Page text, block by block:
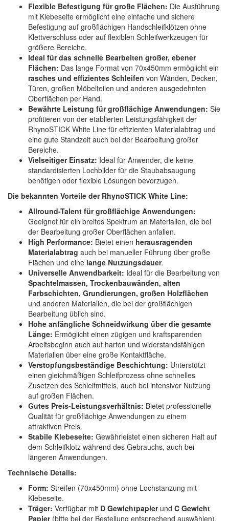
Flexible Befestigung für große Flächen: Die Ausführung
mit Klebeseite ermöglicht eine einfache und sichere
Befestigung auf großflächigen Handschleifklötzen ohne
Klettverschluss oder auf flexiblen Schleifwerkzeugen für
größere Bereiche.
Ideal für das schnelle Bearbeiten großer, ebener
Flächen: Das lange Format von 70x450mm ermöglicht ein
rasches und effizientes Schleifen von Wänden, Decken,
Türen, großen Möbelteilen und anderen ausgedehnten
Oberflächen per Hand.
Bewährte Leistung für großflächige Anwendungen: Sie
profitieren von der etablierten Leistungsfähigkeit der
RhynoSTICK White Line für effizienten Materialabtrag und
eine gute Standzeit auch bei der Bearbeitung großer
Bereiche.
Vielseitiger Einsatz: Ideal für Anwender, die keine
standardisierten Lochbilder für die Staubabsaugung
benötigen oder flexible Lösungen bevorzugen.
Die bekannten Vorteile der RhynoSTICK White Line:
Allround-Talent für großflächige Anwendungen:
Geeignet für ein breites Spektrum an Materialien, die bei
der Bearbeitung großer Oberflächen anfallen.
High Performance: Bietet einen herausragenden
Materialabtrag auch bei manueller Führung über große
Flächen und eine lange Nutzungsdauer.
Universelle Anwendbarkeit: Ideal für die Bearbeitung von
Spachtelmassen, Trockenbauwänden, alten
Farbschichten, Grundierungen, großen Holzflächen
und anderen Materialien, die bei der großflächigen
Bearbeitung üblich sind.
Hohe anfängliche Schneidwirkung über die gesamte
Länge: Ermöglicht einen zügigen und kraftsparenden
Arbeitsbeginn auch auf harten und widerstandsfähigen
Materialien über eine große Kontaktfläche.
Verstopfungsbeständige Beschichtung: Unterstützt
einen gleichmäßigen Schleifprozess ohne schnelles
Zusetzen des Schleifmittels, auch bei intensiver Nutzung
auf großen Flächen.
Gutes Preis-Leistungsverhältnis: Bietet professionelle
Qualität für großflächige Anwendungen zu einem
attraktiven Preis.
Stabile Klebeseite: Gewährleistet einen sicheren Halt auf
dem Schleifklotz während des Gebrauchs, auch bei
längeren Anwendungen.
Technische Details:
Form: Streifen (70x450mm) ohne Lochstanzung mit
Klebeseite.
Träger: Verfügbar mit D Gewichtpapierund C Gewicht
Papier(bitte bei der Bestellung entsprechend auswählen).